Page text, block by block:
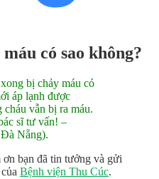
có sao không?
bị chảy máu có
áp lạnh được
vẫn bị ra máu.
sĩ tư vấn! –
Nẵng).
bạn đã tin tưởng và gửi
Bệnh viện Thu Cúc.